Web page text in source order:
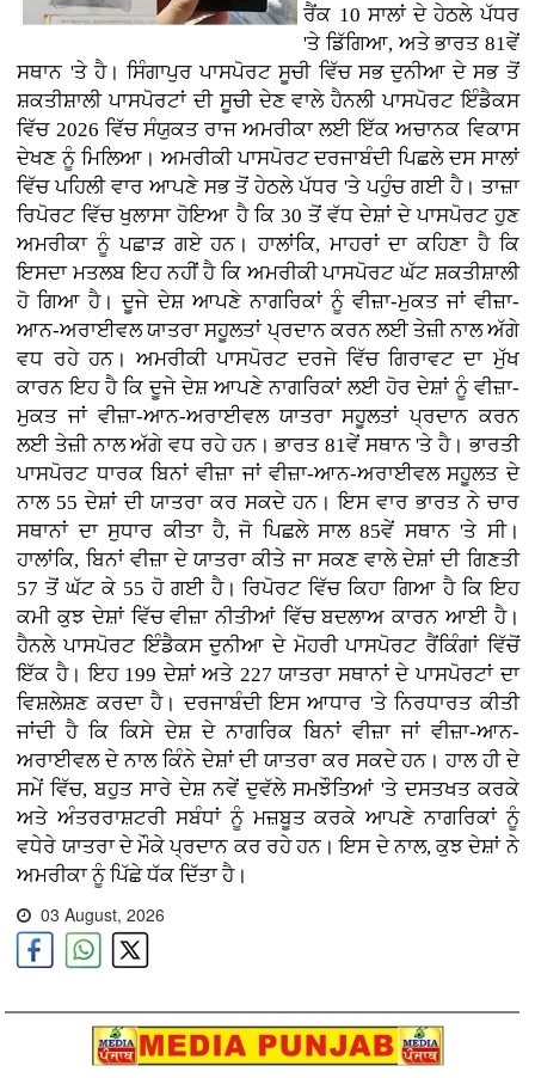
ਰੈਂਕ 10 ਸਾਲਾਂ ਦੇ ਹੇਠਲੇ ਪੱਧਰ
'ਤੇ ਡਿੱਗਿਆ, ਅਤੇ ਭਾਰਤ 81ਵੇਂ
ਸਥਾਨ 'ਤੇ ਹੈ। ਸਿੰਗਾਪੁਰ ਪਾਸਪੋਰਟ ਸੂਚੀ ਵਿੱਚ ਸਭ ਦੁਨੀਆ ਦੇ ਸਭ ਤੋਂ
ਸ਼ਕਤੀਸ਼ਾਲੀ ਪਾਸਪੋਰਟਾਂ ਦੀ ਸੂਚੀ ਦੇਣ ਵਾਲੇ ਹੈਨਲੀ ਪਾਸਪੋਰਟ ਇੰਡੈਕਸ
ਵਿੱਚ 2026 ਵਿੱਚ ਸੰਯੁਕਤ ਰਾਜ ਅਮਰੀਕਾ ਲਈ ਇੱਕ ਅਚਾਨਕ ਵਿਕਾਸ
ਦੇਖਣ ਨੂੰ ਮਿਲਿਆ। ਅਮਰੀਕੀ ਪਾਸਪੋਰਟ ਦਰਜਾਬੰਦੀ ਪਿਛਲੇ ਦਸ ਸਾਲਾਂ
ਵਿੱਚ ਪਹਿਲੀ ਵਾਰ ਆਪਣੇ ਸਭ ਤੋਂ ਹੇਠਲੇ ਪੱਧਰ 'ਤੇ ਪਹੁੰਚ ਗਈ ਹੈ। ਤਾਜ਼ਾ
ਰਿਪੋਰਟ ਵਿੱਚ ਖੁਲਾਸਾ ਹੋਇਆ ਹੈ ਕਿ 30 ਤੋਂ ਵੱਧ ਦੇਸ਼ਾਂ ਦੇ ਪਾਸਪੋਰਟ ਹੁਣ
ਅਮਰੀਕਾ ਨੂੰ ਪਛਾੜ ਗਏ ਹਨ। ਹਾਲਾਂਕਿ, ਮਾਹਰਾਂ ਦਾ ਕਹਿਣਾ ਹੈ ਕਿ
ਇਸਦਾ ਮਤਲਬ ਇਹ ਨਹੀਂ ਹੈ ਕਿ ਅਮਰੀਕੀ ਪਾਸਪੋਰਟ ਘੱਟ ਸ਼ਕਤੀਸ਼ਾਲੀ
ਹੋ ਗਿਆ ਹੈ। ਦੂਜੇ ਦੇਸ਼ ਆਪਣੇ ਨਾਗਰਿਕਾਂ ਨੂੰ ਵੀਜ਼ਾ-ਮੁਕਤ ਜਾਂ ਵੀਜ਼ਾ-
ਆਨ-ਅਰਾਈਵਲ ਯਾਤਰਾ ਸਹੂਲਤਾਂ ਪ੍ਰਦਾਨ ਕਰਨ ਲਈ ਤੇਜ਼ੀ ਨਾਲ ਅੱਗੇ
ਵਧ ਰਹੇ ਹਨ। ਅਮਰੀਕੀ ਪਾਸਪੋਰਟ ਦਰਜੇ ਵਿੱਚ ਗਿਰਾਵਟ ਦਾ ਮੁੱਖ
ਕਾਰਨ ਇਹ ਹੈ ਕਿ ਦੂਜੇ ਦੇਸ਼ ਆਪਣੇ ਨਾਗਰਿਕਾਂ ਲਈ ਹੋਰ ਦੇਸ਼ਾਂ ਨੂੰ ਵੀਜ਼ਾ-
ਮੁਕਤ ਜਾਂ ਵੀਜ਼ਾ-ਆਨ-ਅਰਾਈਵਲ ਯਾਤਰਾ ਸਹੂਲਤਾਂ ਪ੍ਰਦਾਨ ਕਰਨ
ਲਈ ਤੇਜ਼ੀ ਨਾਲ ਅੱਗੇ ਵਧ ਰਹੇ ਹਨ। ਭਾਰਤ 81ਵੇਂ ਸਥਾਨ 'ਤੇ ਹੈ। ਭਾਰਤੀ
ਪਾਸਪੋਰਟ ਧਾਰਕ ਬਿਨਾਂ ਵੀਜ਼ਾ ਜਾਂ ਵੀਜ਼ਾ-ਆਨ-ਅਰਾਈਵਲ ਸਹੂਲਤ ਦੇ
ਨਾਲ 55 ਦੇਸ਼ਾਂ ਦੀ ਯਾਤਰਾ ਕਰ ਸਕਦੇ ਹਨ। ਇਸ ਵਾਰ ਭਾਰਤ ਨੇ ਚਾਰ
ਸਥਾਨਾਂ ਦਾ ਸੁਧਾਰ ਕੀਤਾ ਹੈ, ਜੋ ਪਿਛਲੇ ਸਾਲ 85ਵੇਂ ਸਥਾਨ 'ਤੇ ਸੀ।
ਹਾਲਾਂਕਿ, ਬਿਨਾਂ ਵੀਜ਼ਾ ਦੇ ਯਾਤਰਾ ਕੀਤੇ ਜਾ ਸਕਣ ਵਾਲੇ ਦੇਸ਼ਾਂ ਦੀ ਗਿਣਤੀ
57 ਤੋਂ ਘੱਟ ਕੇ 55 ਹੋ ਗਈ ਹੈ। ਰਿਪੋਰਟ ਵਿੱਚ ਕਿਹਾ ਗਿਆ ਹੈ ਕਿ ਇਹ
ਕਮੀ ਕੁਝ ਦੇਸ਼ਾਂ ਵਿੱਚ ਵੀਜ਼ਾ ਨੀਤੀਆਂ ਵਿੱਚ ਬਦਲਾਅ ਕਾਰਨ ਆਈ ਹੈ।
ਹੈਨਲੇ ਪਾਸਪੋਰਟ ਇੰਡੈਕਸ ਦੁਨੀਆ ਦੇ ਮੋਹਰੀ ਪਾਸਪੋਰਟ ਰੈਂਕਿੰਗਾਂ ਵਿੱਚੋਂ
ਇੱਕ ਹੈ। ਇਹ 199 ਦੇਸ਼ਾਂ ਅਤੇ 227 ਯਾਤਰਾ ਸਥਾਨਾਂ ਦੇ ਪਾਸਪੋਰਟਾਂ ਦਾ
ਵਿਸ਼ਲੇਸ਼ਣ ਕਰਦਾ ਹੈ। ਦਰਜਾਬੰਦੀ ਇਸ ਆਧਾਰ 'ਤੇ ਨਿਰਧਾਰਤ ਕੀਤੀ
ਜਾਂਦੀ ਹੈ ਕਿ ਕਿਸੇ ਦੇਸ਼ ਦੇ ਨਾਗਰਿਕ ਬਿਨਾਂ ਵੀਜ਼ਾ ਜਾਂ ਵੀਜ਼ਾ-ਆਨ-
ਅਰਾਈਵਲ ਦੇ ਨਾਲ ਕਿੰਨੇ ਦੇਸ਼ਾਂ ਦੀ ਯਾਤਰਾ ਕਰ ਸਕਦੇ ਹਨ। ਹਾਲ ਹੀ ਦੇ
ਸਮੇਂ ਵਿੱਚ, ਬਹੁਤ ਸਾਰੇ ਦੇਸ਼ ਨਵੇਂ ਦੁਵੱਲੇ ਸਮਝੌਤਿਆਂ 'ਤੇ ਦਸਤਖਤ ਕਰਕੇ
ਅਤੇ ਅੰਤਰਰਾਸ਼ਟਰੀ ਸਬੰਧਾਂ ਨੂੰ ਮਜ਼ਬੂਤ ​​ਕਰਕੇ ਆਪਣੇ ਨਾਗਰਿਕਾਂ ਨੂੰ
ਵਧੇਰੇ ਯਾਤਰਾ ਦੇ ਮੌਕੇ ਪ੍ਰਦਾਨ ਕਰ ਰਹੇ ਹਨ। ਇਸ ਦੇ ਨਾਲ, ਕੁਝ ਦੇਸ਼ਾਂ ਨੇ
ਅਮਰੀਕਾ ਨੂੰ ਪਿੱਛੇ ਧੱਕ ਦਿੱਤਾ ਹੈ।
03 August, 2026